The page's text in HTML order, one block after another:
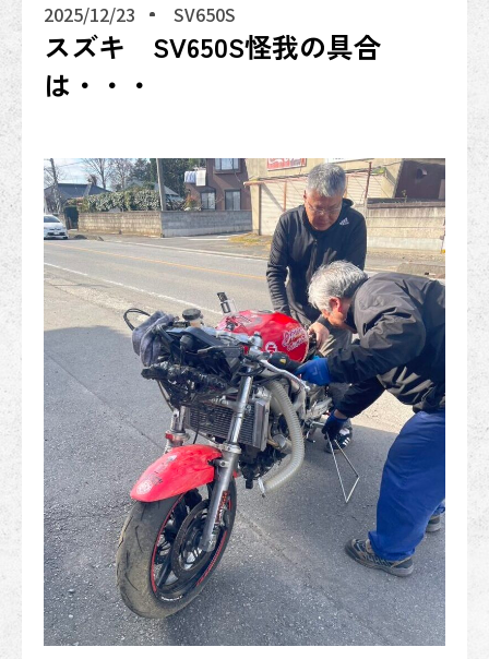
2025/12/23 SV650S
スズキ SV650S怪我の具合
は・・・